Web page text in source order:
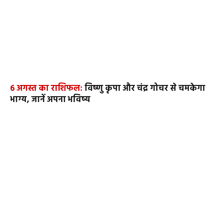
6 अगस्त का राशिफल:विष्णु कृपा और चंद्र गोचर से चमकेगा
भाग्य, जानें अपना भविष्य